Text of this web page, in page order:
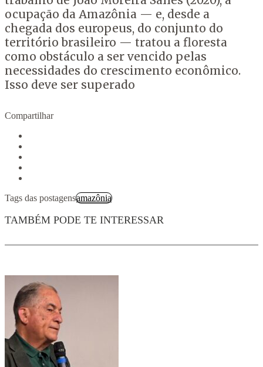
ocupação da Amazônia — e, desde a
chegada dos europeus, do conjunto do
território brasileiro — tratou a floresta
como obstáculo a ser vencido pelas
necessidades do crescimento econômico.
Isso deve ser superado
Compartilhar
Tags das postagensamazônia
TAMBÉM PODE TE INTERESSAR